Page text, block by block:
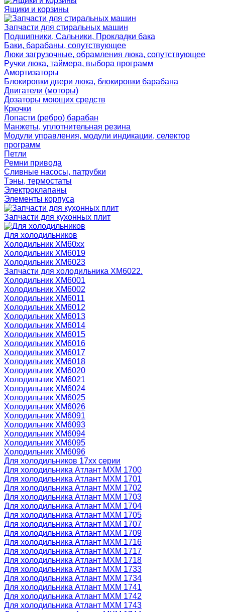
Ящики и корзины
Запчасти для стиральных машин
Подшипники, Сальники, Прокладки бака
Баки, барабаны, сопутствующее
Люки загрузочные, обрамления люка, сопутствующее
Ручки люка, таймера, выбора программ
Амортизаторы
Блокировки двери люка, блокировки барабана
Двигатели (моторы)
Дозаторы моющих средств
Крючки
Лопасти (ребро) барабан
Манжеты, уплотнительная резина
Модули управления, модули индикации, селектор
программ
Петли
Ремни привода
Сливные насосы, патрубки
Тэны, термостаты
Электроклапаны
Элементы корпуса
Запчасти для кухонных плит
Для холодильников
Холодильник ХМ60xx
Холодильник ХМ6019
Холодильник ХМ6023
Запчасти для холодильника ХМ6022.
Холодильник ХМ6001
Холодильник ХМ6002
Холодильник ХМ6011
Холодильник ХМ6012
Холодильник ХМ6013
Холодильник ХМ6014
Холодильник ХМ6015
Холодильник ХМ6016
Холодильник ХМ6017
Холодильник ХМ6018
Холодильник ХМ6020
Холодильник ХМ6021
Холодильник ХМ6024
Холодильник ХМ6025
Холодильник ХМ6026
Холодильник ХМ6091
Холодильник ХМ6093
Холодильник ХМ6094
Холодильник ХМ6095
Холодильник ХМ6096
Для холодильников 17хх серии
Для холодильника Атлант МХМ 1700
Для холодильника Атлант МХМ 1701
Для холодильника Атлант МХМ 1702
Для холодильника Атлант МХМ 1703
Для холодильника Атлант МХМ 1704
Для холодильника Атлант МХМ 1705
Для холодильника Атлант МХМ 1707
Для холодильника Атлант МХМ 1709
Для холодильника Атлант МХМ 1716
Для холодильника Атлант МХМ 1717
Для холодильника Атлант МХМ 1718
Для холодильника Атлант МХМ 1733
Для холодильника Атлант МХМ 1734
Для холодильника Атлант МХМ 1741
Для холодильника Атлант МХМ 1742
Для холодильника Атлант МХМ 1743